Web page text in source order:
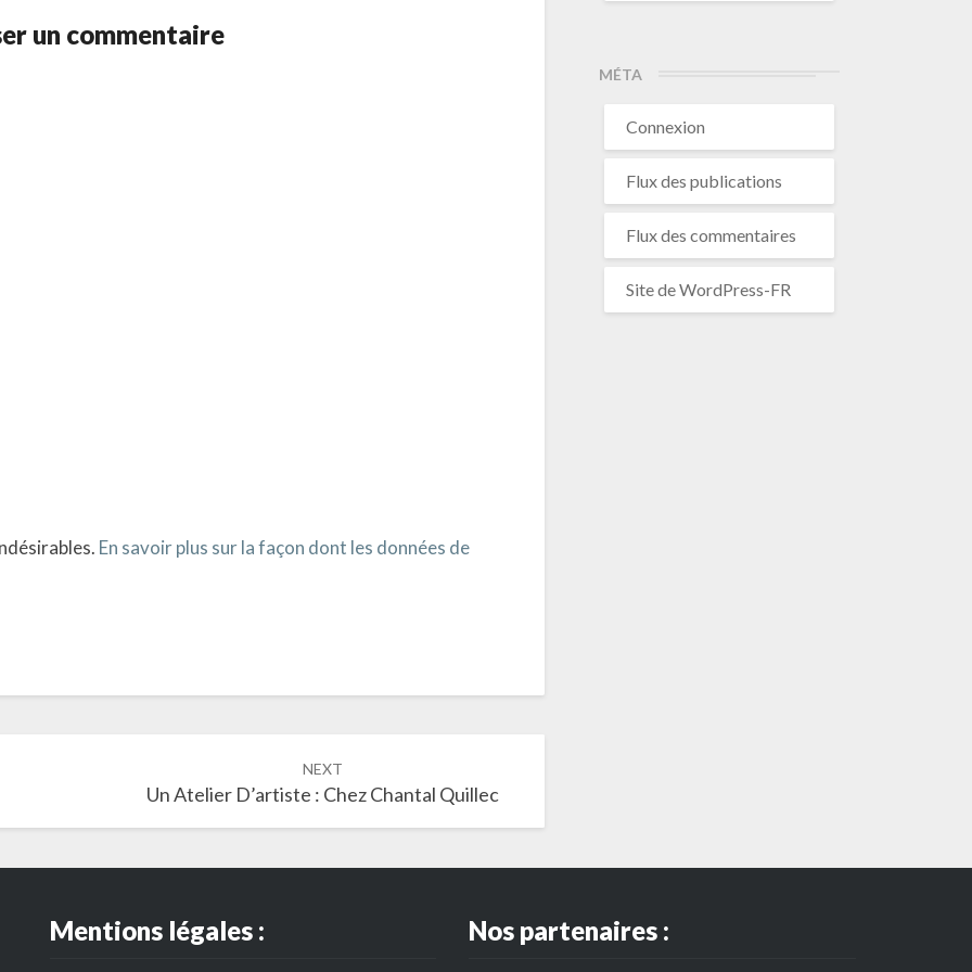
un commentaire
En savoir plus sur la façon dont les données de
NEXT
Un Atelier D’artiste : Chez Chantal Quillec
MÉTA
Connexion
Flux des publications
Flux des commentaires
Site de WordPress-FR
Mentions légales : Nos partenaires :